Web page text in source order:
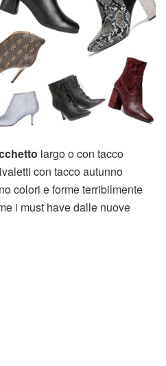
largo o con tacco
con tacco autunno
colori e forme terribilmente
i must have dalle nuove